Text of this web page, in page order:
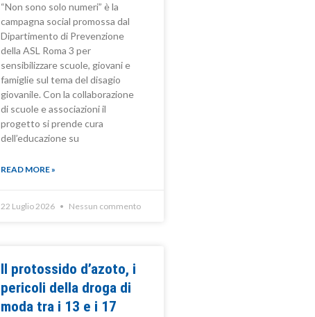
“Non sono solo numeri” è la
campagna social promossa dal
Dipartimento di Prevenzione
della ASL Roma 3 per
sensibilizzare scuole, giovani e
famiglie sul tema del disagio
giovanile. Con la collaborazione
di scuole e associazioni il
progetto si prende cura
dell’educazione su
READ MORE »
22 Luglio 2026 Nessun commento
Il protossido d’azoto, i
pericoli della droga di
moda tra i 13 e i 17